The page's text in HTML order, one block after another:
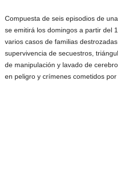
Compuesta de seis episodios de
se emitirá los domingos a partir del
varios casos de familias
supervivencia de secuestros,
de manipulación y lavado de
en peligro y crímenes cometidos por